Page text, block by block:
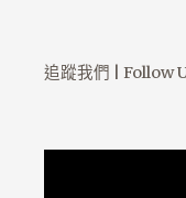
追蹤我們 | Follow